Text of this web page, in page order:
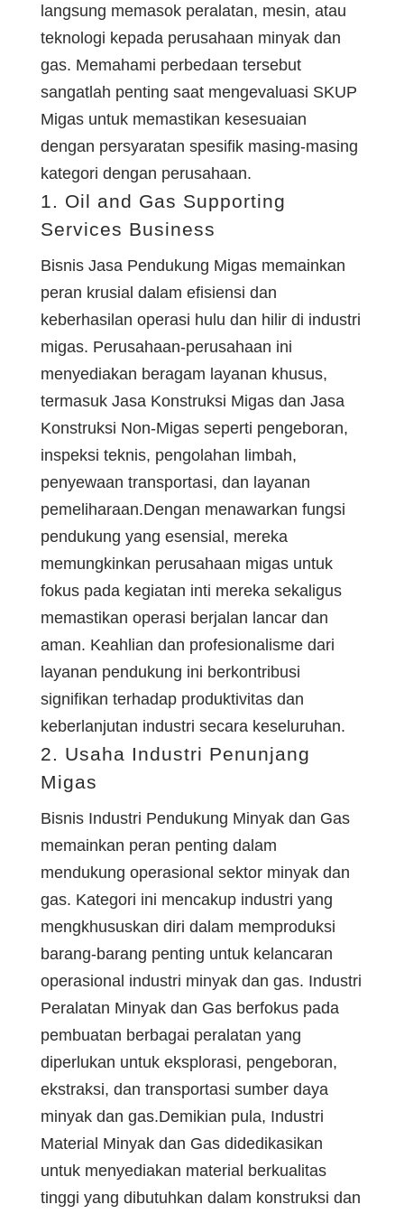
langsung memasok peralatan, mesin, atau
teknologi kepada perusahaan minyak dan
gas. Memahami perbedaan tersebut
sangatlah penting saat mengevaluasi SKUP
Migas untuk memastikan kesesuaian
dengan persyaratan spesifik masing-masing
kategori dengan perusahaan.
1. Oil and Gas Supporting
Services Business
Bisnis Jasa Pendukung Migas memainkan
peran krusial dalam efisiensi dan
keberhasilan operasi hulu dan hilir di industri
migas. Perusahaan-perusahaan ini
menyediakan beragam layanan khusus,
termasuk Jasa Konstruksi Migas dan Jasa
Konstruksi Non-Migas seperti pengeboran,
inspeksi teknis, pengolahan limbah,
penyewaan transportasi, dan layanan
pemeliharaan.Dengan menawarkan fungsi
pendukung yang esensial, mereka
memungkinkan perusahaan migas untuk
fokus pada kegiatan inti mereka sekaligus
memastikan operasi berjalan lancar dan
aman. Keahlian dan profesionalisme dari
layanan pendukung ini berkontribusi
signifikan terhadap produktivitas dan
keberlanjutan industri secara keseluruhan.
2. Usaha Industri Penunjang
Migas
Bisnis Industri Pendukung Minyak dan Gas
memainkan peran penting dalam
mendukung operasional sektor minyak dan
gas. Kategori ini mencakup industri yang
mengkhususkan diri dalam memproduksi
barang-barang penting untuk kelancaran
operasional industri minyak dan gas. Industri
Peralatan Minyak dan Gas berfokus pada
pembuatan berbagai peralatan yang
diperlukan untuk eksplorasi, pengeboran,
ekstraksi, dan transportasi sumber daya
minyak dan gas.Demikian pula, Industri
Material Minyak dan Gas didedikasikan
untuk menyediakan material berkualitas
tinggi yang dibutuhkan dalam konstruksi dan